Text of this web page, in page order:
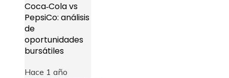
Coca‑Cola vs
PepsiCo: análisis
de
oportunidades
bursátiles
Hace 1 año